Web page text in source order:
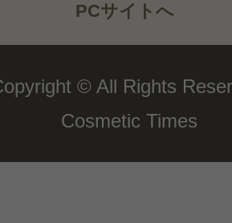
PCサイトへ
© All Rights
Cosmetic Times